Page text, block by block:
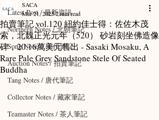
Latest Post / 最新資訊
Northern Notes / 北朝筆記
Song Notes / 宋代筆記
Auction Notes / 拍賣筆記
Tang Notes / 唐代筆記
Collector Notes / 藏家筆記
Teamaster Notes / 茶人筆記
拍賣筆記 vol.120 紐約佳士得：佐佐木茂
索，北魏正光元年（520） 砂岩刻坐佛造像
碑，20.16萬美元售出 - Sasaki Mosaku, A
Rare Pale Grey Sandstone Stele Of Seated
Buddha
SACA
Mar 21, 20252 min read